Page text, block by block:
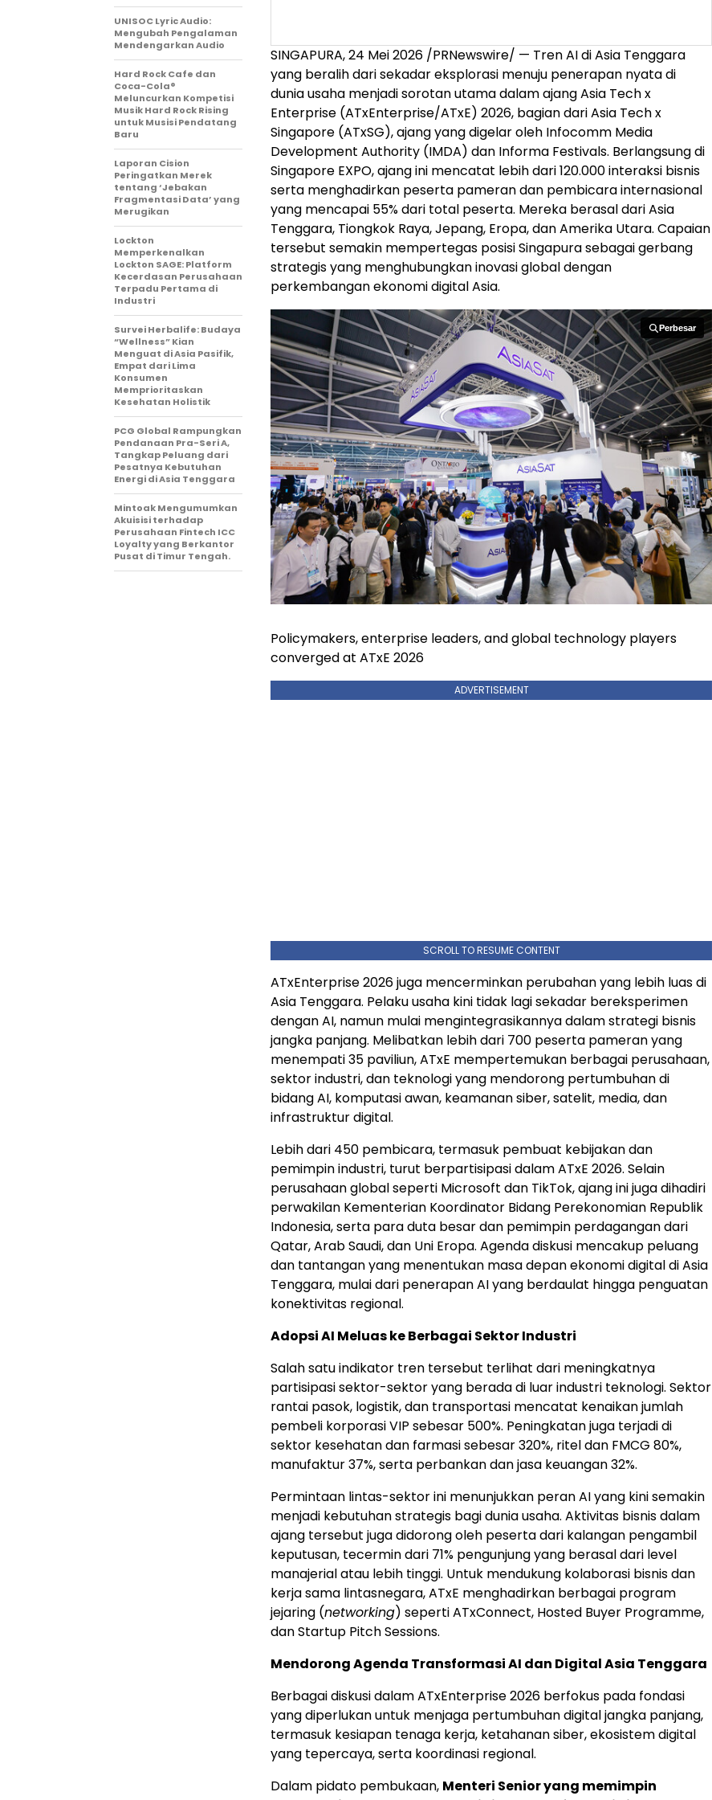
SINGAPURA, 24 Mei 2026 /PRNewswire/ — Tren AI di Asia Tenggara
yang beralih dari sekadar eksplorasi menuju penerapan nyata di
dunia usaha menjadi sorotan utama dalam ajang Asia Tech x
Enterprise (ATxEnterprise/ATxE) 2026, bagian dari Asia Tech x
Singapore (ATxSG), ajang yang digelar oleh Infocomm Media
Development Authority (IMDA) dan Informa Festivals. Berlangsung di
Singapore EXPO, ajang ini mencatat lebih dari 120.000 interaksi bisnis
serta menghadirkan peserta pameran dan pembicara internasional
yang mencapai 55% dari total peserta. Mereka berasal dari Asia
Tenggara, Tiongkok Raya, Jepang, Eropa, dan Amerika Utara. Capaian
tersebut semakin mempertegas posisi Singapura sebagai gerbang
strategis yang menghubungkan inovasi global dengan
perkembangan ekonomi digital Asia.
Perbesar
Perbesar
Policymakers, enterprise leaders, and global technology players
converged at ATxE 2026
ADVERTISEMENT
SCROLL TO RESUME CONTENT
ATxEnterprise 2026 juga mencerminkan perubahan yang lebih luas di
Asia Tenggara. Pelaku usaha kini tidak lagi sekadar bereksperimen
dengan AI, namun mulai mengintegrasikannya dalam strategi bisnis
jangka panjang. Melibatkan lebih dari 700 peserta pameran yang
menempati 35 paviliun, ATxE mempertemukan berbagai perusahaan,
sektor industri, dan teknologi yang mendorong pertumbuhan di
bidang AI, komputasi awan, keamanan siber, satelit, media, dan
infrastruktur digital.
Lebih dari 450 pembicara, termasuk pembuat kebijakan dan
pemimpin industri, turut berpartisipasi dalam ATxE 2026. Selain
perusahaan global seperti Microsoft dan TikTok, ajang ini juga dihadiri
perwakilan Kementerian Koordinator Bidang Perekonomian Republik
Indonesia, serta para duta besar dan pemimpin perdagangan dari
Qatar, Arab Saudi, dan Uni Eropa. Agenda diskusi mencakup peluang
dan tantangan yang menentukan masa depan ekonomi digital di Asia
Tenggara, mulai dari penerapan AI yang berdaulat hingga penguatan
konektivitas regional.
Adopsi AI Meluas ke Berbagai Sektor Industri
Salah satu indikator tren tersebut terlihat dari meningkatnya
partisipasi sektor-sektor yang berada di luar industri teknologi. Sektor
rantai pasok, logistik, dan transportasi mencatat kenaikan jumlah
pembeli korporasi VIP sebesar 500%. Peningkatan juga terjadi di
sektor kesehatan dan farmasi sebesar 320%, ritel dan FMCG 80%,
manufaktur 37%, serta perbankan dan jasa keuangan 32%.
Permintaan lintas-sektor ini menunjukkan peran AI yang kini semakin
menjadi kebutuhan strategis bagi dunia usaha. Aktivitas bisnis dalam
ajang tersebut juga didorong oleh peserta dari kalangan pengambil
keputusan, tecermin dari 71% pengunjung yang berasal dari level
manajerial atau lebih tinggi. Untuk mendukung kolaborasi bisnis dan
kerja sama lintasnegara, ATxE menghadirkan berbagai program
jejaring (networking) seperti ATxConnect, Hosted Buyer Programme,
dan Startup Pitch Sessions.
Mendorong Agenda Transformasi AI dan Digital Asia Tenggara
Berbagai diskusi dalam ATxEnterprise 2026 berfokus pada fondasi
yang diperlukan untuk menjaga pertumbuhan digital jangka panjang,
termasuk kesiapan tenaga kerja, ketahanan siber, ekosistem digital
yang tepercaya, serta koordinasi regional.
Dalam pidato pembukaan, Menteri Senior yang memimpin
UNISOC Lyric Audio:
Mengubah Pengalaman
Mendengarkan Audio
Hard Rock Cafe dan
Coca-Cola®
Meluncurkan Kompetisi
Musik Hard Rock Rising
untuk Musisi Pendatang
Baru
Laporan Cision
Peringatkan Merek
tentang ‘Jebakan
Fragmentasi Data’ yang
Merugikan
Lockton
Memperkenalkan
Lockton SAGE: Platform
Kecerdasan Perusahaan
Terpadu Pertama di
Industri
Survei Herbalife: Budaya
“Wellness” Kian
Menguat di Asia Pasifik,
Empat dari Lima
Konsumen
Memprioritaskan
Kesehatan Holistik
PCG Global Rampungkan
Pendanaan Pra-Seri A,
Tangkap Peluang dari
Pesatnya Kebutuhan
Energi di Asia Tenggara
Mintoak Mengumumkan
Akuisisi terhadap
Perusahaan Fintech ICC
Loyalty yang Berkantor
Pusat di Timur Tengah.